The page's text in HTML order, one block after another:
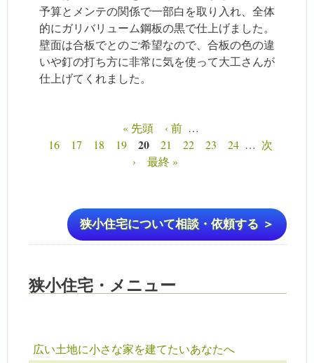
予算とメンテの関係で一部白を取り入れ、全体
的にガリバリューム鋼板の黒で仕上げました。
壁面は合板でとのご希望なので、合板の色の違
いや釘の打ち方に非常に気を使って大工さんが
仕上げてくれました。
ページ « 先頭 ‹ 前 …
16
17 18 19 20 21 22 23 24 … 次
›
最終 »
狭小住宅について相談・依頼する ＞
狭小住宅・メニュー
広い土地に小さな家を建てたいあなたへ